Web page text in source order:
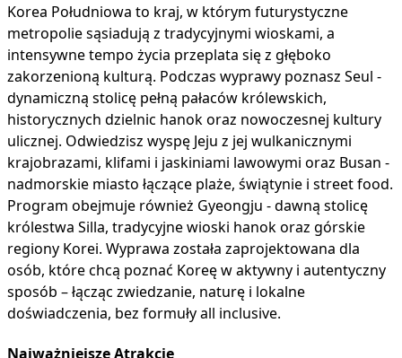
Korea Południowa to kraj, w którym futurystyczne
metropolie sąsiadują z tradycyjnymi wioskami, a
intensywne tempo życia przeplata się z głęboko
zakorzenioną kulturą. Podczas wyprawy poznasz Seul -
dynamiczną stolicę pełną pałaców królewskich,
historycznych dzielnic hanok oraz nowoczesnej kultury
ulicznej. Odwiedzisz wyspę Jeju z jej wulkanicznymi
krajobrazami, klifami i jaskiniami lawowymi oraz Busan -
nadmorskie miasto łączące plaże, świątynie i street food.
Program obejmuje również Gyeongju - dawną stolicę
królestwa Silla, tradycyjne wioski hanok oraz górskie
regiony Korei. Wyprawa została zaprojektowana dla
osób, które chcą poznać Koreę w aktywny i autentyczny
sposób – łącząc zwiedzanie, naturę i lokalne
doświadczenia, bez formuły all inclusive.
Najważniejsze Atrakcje